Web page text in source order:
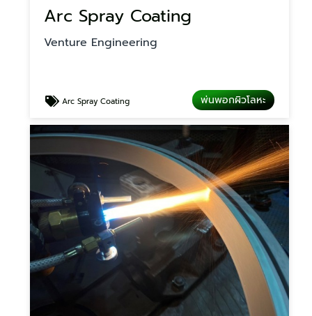
Arc Spray Coating
Venture Engineering
Arc Spray Coating พ่นพอกผิวโลหะ